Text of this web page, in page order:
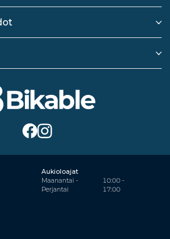
Aukioloajat
Maanantai -
Perjantai
10:00 -
17:00